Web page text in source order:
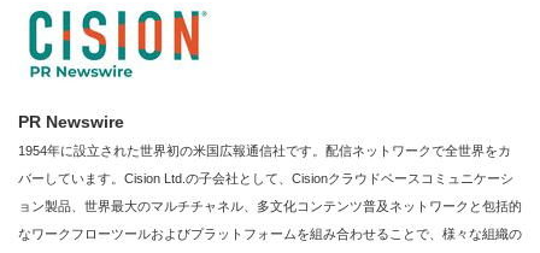
PR Newswire
1954年に設立された世界初の米国広報通信社です。配信ネットワークで全世界をカ
バーしています。Cision Ltd.の子会社として、Cisionクラウドベースコミュニケーシ
ョン製品、世界最大のマルチチャネル、多文化コンテンツ普及ネットワークと包括的
なワークフローツールおよびプラットフォームを組み合わせることで、様々な組織の